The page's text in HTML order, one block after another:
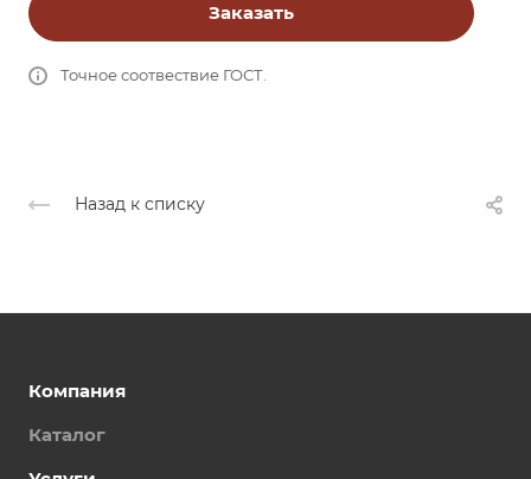
Заказать
Точное соотвествие ГОСТ.
Назад к списку
Компания
Каталог